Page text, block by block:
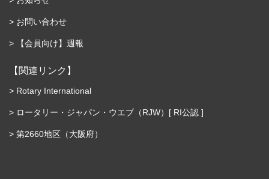
お問い合わせ
【会員向け】週報
【関連リンク】
Rotary International
ロータリー・ジャパン・ウエブ（RJW）[ RI公認 ]
第2660地区（大阪府）